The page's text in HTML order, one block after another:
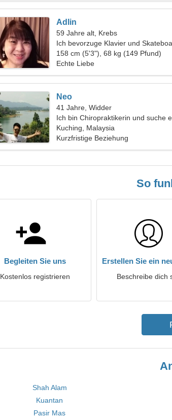
Adlin
59 Jahre alt, Krebs
Ich bevorzuge Klavier und
158 cm (5'3"), 68 kg (149 Pfund)
Echte Liebe
Neo
41 Jahre, Widder
Ich bin Chiropraktikerin und suche
außergewöhnliche Frau
Kuching, Malaysia
Kurzfristige Beziehung
So
Begleiten Sie uns
Kostenlos registrieren
Erstellen Sie ein
Beschreibe dich
Shah Alam
Kuantan
Pasir Mas